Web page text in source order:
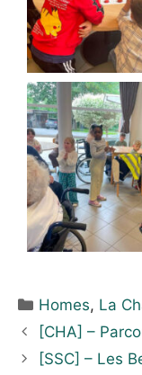
Homes, La
[CHA] –
[SSC] – Les